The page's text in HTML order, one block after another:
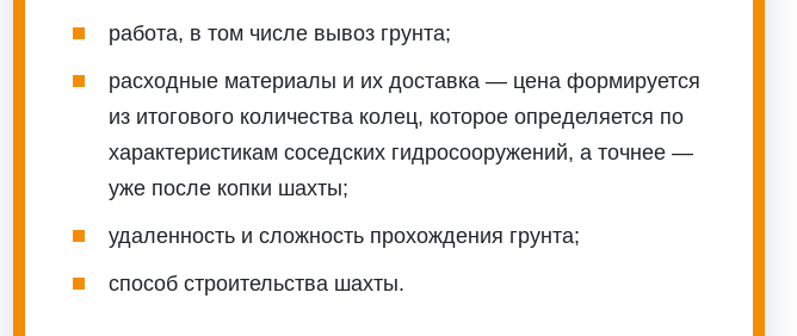
работа, в том числе вывоз грунта;
расходные материалы и их доставка — цена формируется
из итогового количества колец, которое определяется по
характеристикам соседских гидросооружений, а точнее —
уже после копки шахты;
удаленность и сложность прохождения грунта;
способ строительства шахты.